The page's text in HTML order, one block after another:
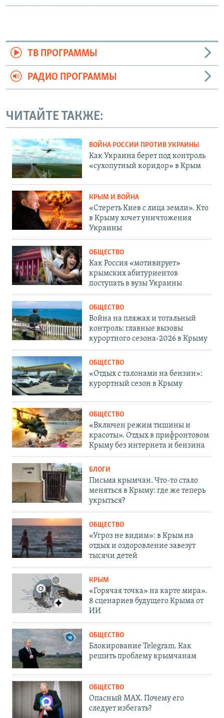
ТВ ПРОГРАММЫ
РАДИО ПРОГРАММЫ
ЧИТАЙТЕ ТАКЖЕ:
ВОЙНА РОССИИ ПРОТИВ УКРАИНЫ
Как Украина берет под контроль
«сухопутный коридор» в Крым
КРЫМ И ВОЙНА
«Стереть Киев с лица земли». Кто
в Крыму хочет уничтожения
Украины
ОБЩЕСТВО
Как Россия «мотивирует»
крымских абитуриентов
поступать в вузы Украины
ОБЩЕСТВО
Война на пляжах и тотальный
контроль: главные вызовы
курортного сезона-2026 в Крыму
ОБЩЕСТВО
«Отдых с талонами на бензин»:
курортный сезон в Крыму
ОБЩЕСТВО
«Включен режим тишины и
красоты». Отдых в прифронтовом
Крыму без интернета и бензина
БЛОГИ
Письма крымчан. Что-то стало
меняться в Крыму: где же теперь
укрыться?
ОБЩЕСТВО
«Угроз не видим»: в Крым на
отдых и оздоровление завезут
тысячи детей
КРЫМ
«Горячая точка» на карте мира».
8 сценариев будущего Крыма от
ИИ
ОБЩЕСТВО
Блокирование Telegram. Как
решить проблему крымчанам
ОБЩЕСТВО
Опасный MAX. Почему его
следует избегать?